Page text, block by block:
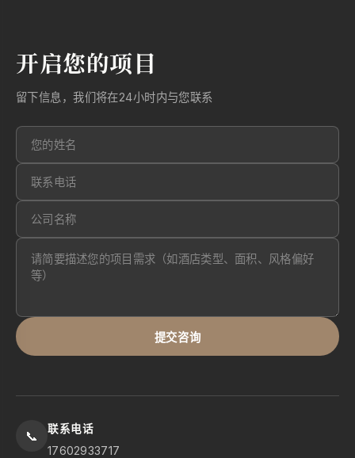
开启您的项目
留下信息，我们将在24小时内与您联系
提交咨询
📞 联系电话
17602933717